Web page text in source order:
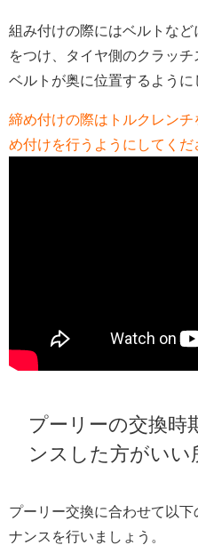
組み付けの際にはベルトな
をつけ、タイヤ側のクラッ
ベルトが奥に位置するように
締め付けの際はトルクレン
め付けを行うようにしてくだ
プーリーの交換時
ンスした方がいい
プーリー交換に合わせて以
ナンスを行いましょう。